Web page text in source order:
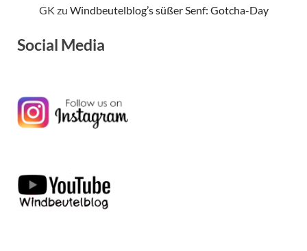
GK zu Windbeutelblog’s süßer Senf: Gotcha-Day
Social Media